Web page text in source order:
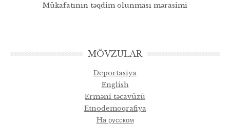
Mükafatının təqdim olunması mərasimi
MÖVZULAR
Deportasiya
English
Erməni təcavüzü
Etnodemoqrafiya
Hа русском